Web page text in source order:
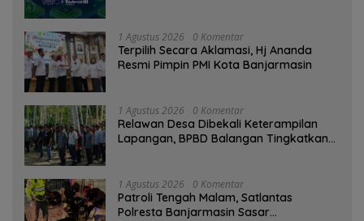
1 Agustus 2026 0 Komentar
‎Terpilih Secara Aklamasi, Hj Ananda
Resmi Pimpin PMI Kota Banjarmasin
1 Agustus 2026 0 Komentar
Relawan Desa Dibekali Keterampilan
Lapangan, BPBD Balangan Tingkatkan
1 Agustus 2026 0 Komentar
Patroli Tengah Malam, Satlantas
Polresta Banjarmasin Sasar